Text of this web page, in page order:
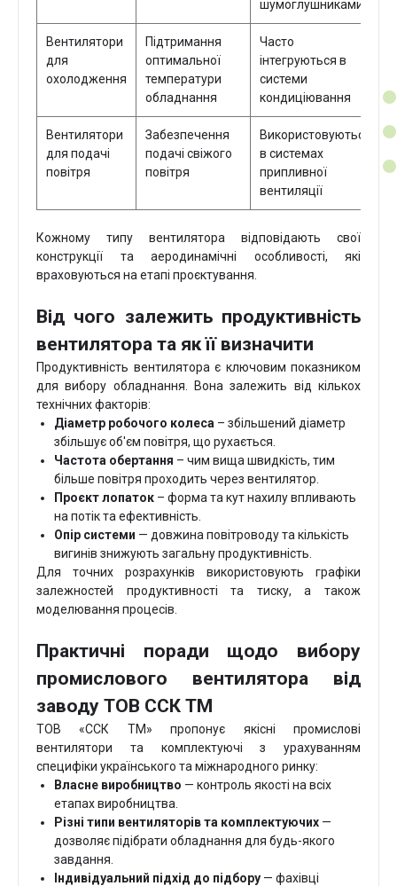
шумоглушниками
Вентилятори
для
охолодження
Підтримання
оптимальної
температури
обладнання
Часто
інтегруються в
системи
кондиціювання
Вентилятори
для подачі
повітря
Забезпечення
подачі свіжого
повітря
Використовуються
в системах
припливної
вентиляції
Кожному типу вентилятора відповідають свої
конструкції та аеродинамічні особливості, які
враховуються на етапі проєктування.
Від чого залежить продуктивність
вентилятора та як її визначити
Продуктивність вентилятора є ключовим показником
для вибору обладнання. Вона залежить від кількох
технічних факторів:
Діаметр робочого колеса – збільшений діаметр
збільшує об'єм повітря, що рухається.
Частота обертання – чим вища швидкість, тим
більше повітря проходить через вентилятор.
Проєкт лопаток – форма та кут нахилу впливають
на потік та ефективність.
Опір системи — довжина повітроводу та кількість
вигинів знижують загальну продуктивність.
Для точних розрахунків використовують графіки
залежностей продуктивності та тиску, а також
моделювання процесів.
Практичні поради щодо вибору
промислового вентилятора від
заводу ТОВ ССК ТМ
ТОВ «ССК ТМ» пропонує якісні промислові
вентилятори та комплектуючі з урахуванням
специфіки українського та міжнародного ринку:
Власне виробництво — контроль якості на всіх
етапах виробництва.
Різні типи вентиляторів та комплектуючих —
дозволяє підібрати обладнання для будь-якого
завдання.
Індивідуальний підхід до підбору — фахівці